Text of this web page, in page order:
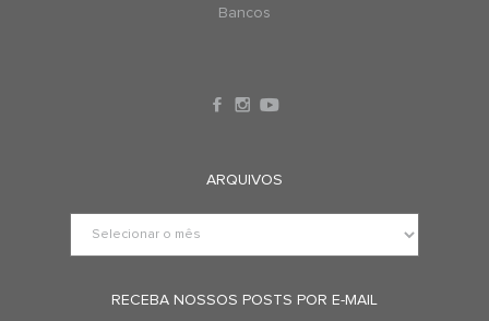
Bancos
ARQUIVOS
RECEBA NOSSOS POSTS POR E-MAIL